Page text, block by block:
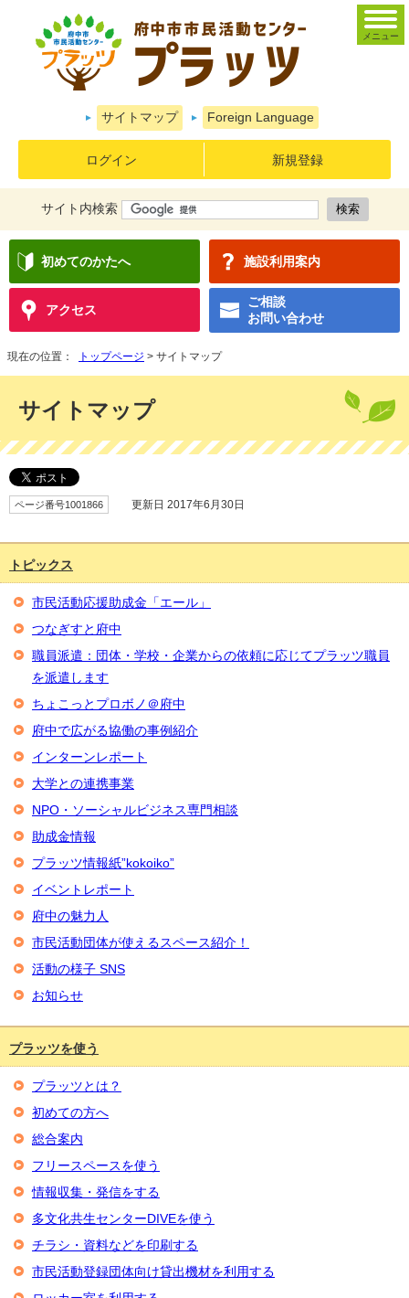
サイトマップ Foreign Language
ログイン 新規登録
サイト内検索
初めてのかたへ 施設利用案内
アクセス
ご相談
お問い合わせ
メニュー
現在の位置： トップページ > サイトマップ
サイトマップ
ページ番号1001866 更新日 2017年6月30日
トピックス
市民活動応援助成金「エール」
つなぎすと府中
職員派遣：団体・学校・企業からの依頼に応じてプラッツ職員
を派遣します
ちょこっとプロボノ＠府中
府中で広がる協働の事例紹介
インターンレポート
大学との連携事業
NPO・ソーシャルビジネス専門相談
助成金情報
プラッツ情報紙”kokoiko”
イベントレポート
府中の魅力人
市民活動団体が使えるスペース紹介！
活動の様子 SNS
お知らせ
プラッツを使う
プラッツとは？
初めての方へ
総合案内
フリースペースを使う
情報収集・発信をする
多文化共生センターDIVEを使う
チラシ・資料などを印刷する
市民活動登録団体向け貸出機材を利用する